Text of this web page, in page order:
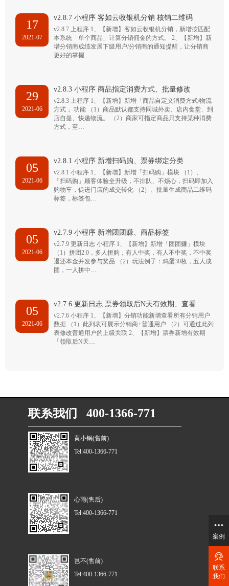
17
2021-07
v2.8.7 小程序 客如云收银机分销 核销二维码
v2.8.7 上程序 1、【新增】客如云收银机分销，新增按匹配
本系统「单个商品」计算分销佣金的方式。 2、【新增】新
增分销商成绩发展下级用户/分销商的通知提醒，让分销商
更好的掌握…
29
2021-06
v2.8.3 小程序 商品指定消费方式、批量修改
v2.8.3 上程序 1、【新增】新增「商品自定义消费方式/物流
方式 」功能 （1）商品默认都支持同城外卖、店内食堂、到
店自提、快递物流。 （2）商家可指定商品只支持某种消费
方式，至…
05
2021-06
v2.8.1 小程序 新增扫码购、票券绑定分类
v2.8.1 小程序 1、【新增】新增「扫码购」模块 （1）、
「扫码购」顾客体验全升级，不排队、不烦心，扫码即加入
购物车，促进门店的成交转化 （2）、批量生成商品二维码
标签，标签包…
05
2021-06
v2.7.9 小程序 新增团团赚、商品标签
v2.7.9 更新日志 小程序 1、【新增】新增「团团赚」模块
（1）拼团2.0，多人拼购，有人中奖，有人不中奖，不中奖
退还本金并发参与奖品 （2）玩法例子：鸡蛋30枚，五人成
团，一人拼中…
05
2021-06
v2.7.6 更新日志 票券领取后N天有效期、查看
v2.7.6 小程序 1、【新增】分销功能新增查看所有分销用户
数据 （1）此列表可展示分销商+普通用户 （2）可通过此列
表修改普通用户的上级关联 2、【新增】票券新增有效期
「领取后N天…
联系我们 400-1366-771
黄小锅(售前)
Tel:400-1366-771
心雨(售后)
Tel:400-1366-771
岂不(售前)
Tel:400-1366-771
案例
联系
我们